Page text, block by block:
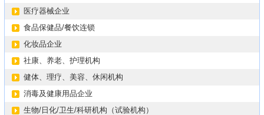
医疗器械企业
食品保健品/餐饮连锁
化妆品企业
社康、养老、护理机构
健体、理疗、美容、休闲机构
消毒及健康用品企业
生物/日化/卫生/科研机构（试验机构）